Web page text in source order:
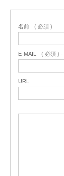
名前 ( 必須 )
E-MAIL ( 必須 ) -
URL